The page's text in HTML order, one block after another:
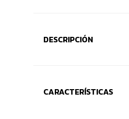
DESCRIPCIÓN
CARACTERÍSTICAS